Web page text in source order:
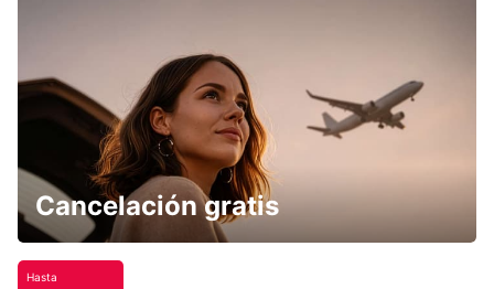
Cancelación gratis
Hasta